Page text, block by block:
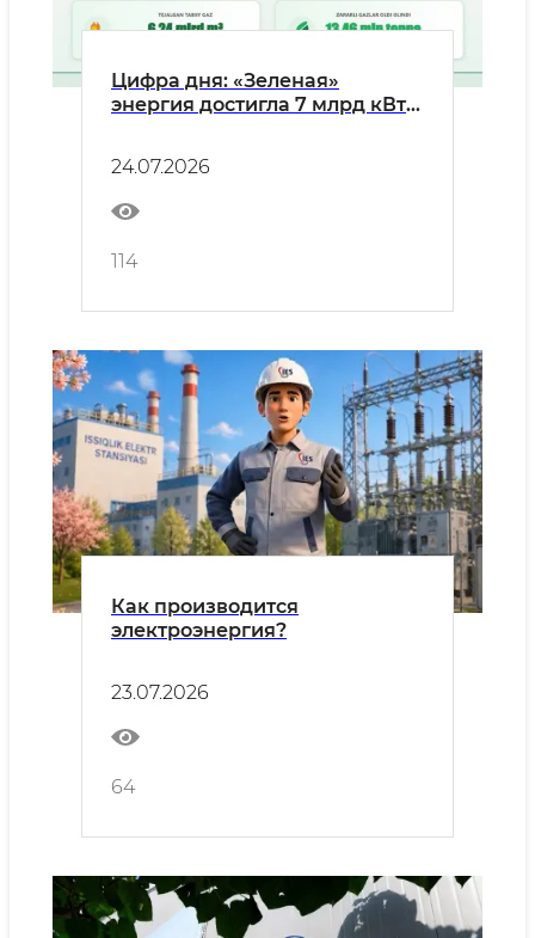
Цифра дня: «Зеленая»
энергия достигла 7 млрд кВт⋅ч
прошлого года
24.07.2026
114
Как производится
электроэнергия?
23.07.2026
64